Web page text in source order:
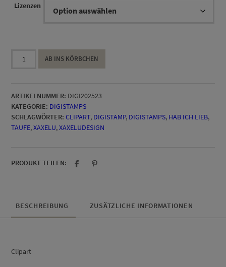
Lizenzen
Raketenhasi
AB INS KÖRBCHEN
ARTIKELNUMMER: DIGI202523
KATEGORIE: DIGISTAMPS
SCHLAGWÖRTER: CLIPART, DIGISTAMP, DIGISTAMPS, HAB ICH LIEB,
TAUFE,XAXELU,XAXELUDESIGN
PRODUKT TEILEN:
BESCHREIBUNG ZUSÄTZLICHE INFORMATIONEN
Clipart